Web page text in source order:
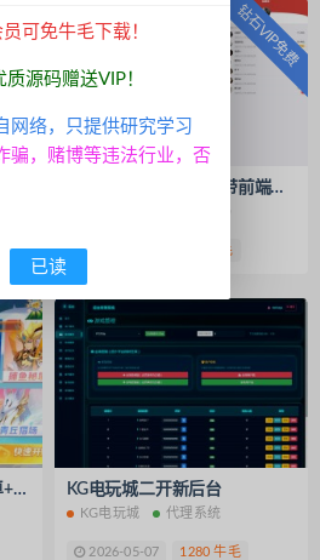
费 钻石VIP免费
乐乐IM即时通讯扫雷带前端源码/可打包APP
2026-05-23 380 牛毛
精品电玩捕鱼平台 H5+安卓+苹果3端 捕鱼大作战 KG电玩城二开新后台
KG电玩城 代理系统
2026-05-07 1280 牛毛
可免牛毛下载！
质源码赠送VIP！
网络，只提供研究学习
骗，赌博等违法行业，否
已读